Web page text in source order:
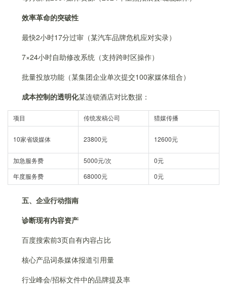
效率革命的突破性
最快2小时17分过审（某汽车品牌危机应对实录）
7×24小时自助修改系统（支持跨时区操作）
批量投放功能（某集团企业单次提交100家媒体组合）
成本控制的透明化某连锁酒店对比数据：
项目 传统发稿公司 猎媒传播
10家省级媒体 23800元 12600元
加急服务费 5000元/次
0元
年度服务费
68000元 0元
五、企业行动指南
诊断现有内容资产
百度搜索前3页自有内容占比
核心产品词条媒体报道引用量
行业峰会/招标文件中的品牌提及率